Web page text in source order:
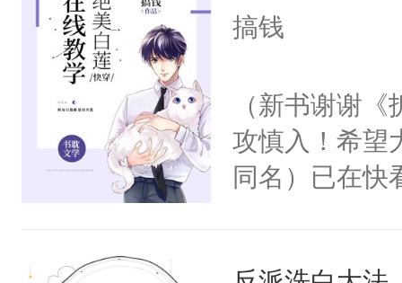
用力——为你
搞钱
（新书谢谢
攻慎入！希望
同名）已在快